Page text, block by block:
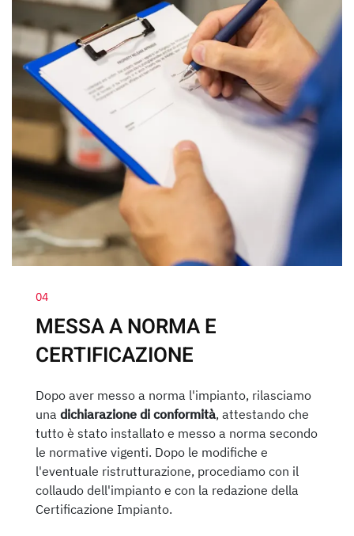
04
MESSA A NORMA E
CERTIFICAZIONE
Dopo aver messo a norma l'impianto, rilasciamo
una dichiarazione di conformità, attestando che
tutto è stato installato e messo a norma secondo
le normative vigenti. Dopo le modifiche e
l'eventuale ristrutturazione, procediamo con il
collaudo dell'impianto e con la redazione della
Certificazione Impianto.